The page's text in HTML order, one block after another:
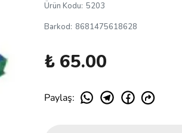
Ürün Kodu: 5203
Barkod: 8681475618628
₺ 65.00
Paylaş: